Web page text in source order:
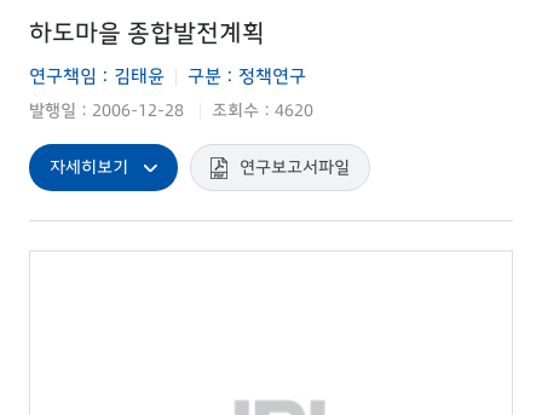
하도마을 종합발전계획
연구책임 : 김태윤 구분 : 정책연구
발행일 : 2006-12-28 조회수 : 4620
자세히보기 연구보고서파일